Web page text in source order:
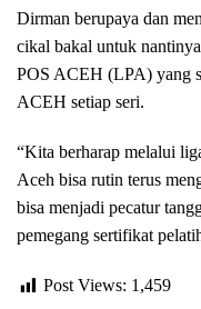
Dirman berupaya dan
cikal bakal untuk
POS ACEH (LPA) yang
ACEH setiap seri.
“Kita berharap melalui
Aceh bisa rutin terus
bisa menjadi pecatur
pemegang sertifikat
Post Views: 1,459